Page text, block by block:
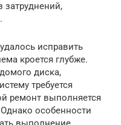
затруднений,
исправить
кроется глубже.
диска,
требуется
ремонт выполняется
особенности